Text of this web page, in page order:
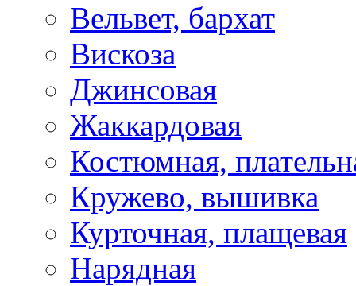
Вельвет, бархат
Вискоза
Джинсовая
Жаккардовая
Костюмная,
Кружево, вышивка
Курточная, плащевая
Нарядная